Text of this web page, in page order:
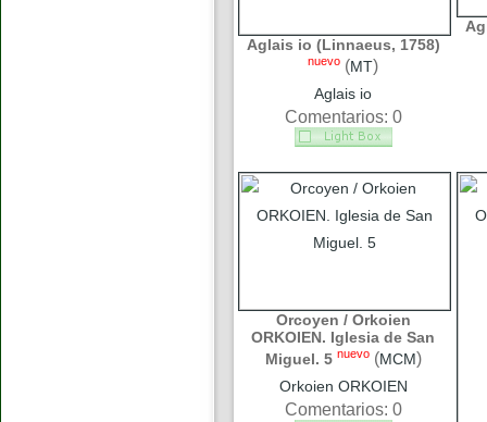
Aglais io (Linnaeus, 1758)
nuevo (MT)
Aglais io
Comentarios: 0
Orcoyen / Orkoien
ORKOIEN. Iglesia de San
Miguel. 5 nuevo (MCM)
Orkoien ORKOIEN
Comentarios: 0